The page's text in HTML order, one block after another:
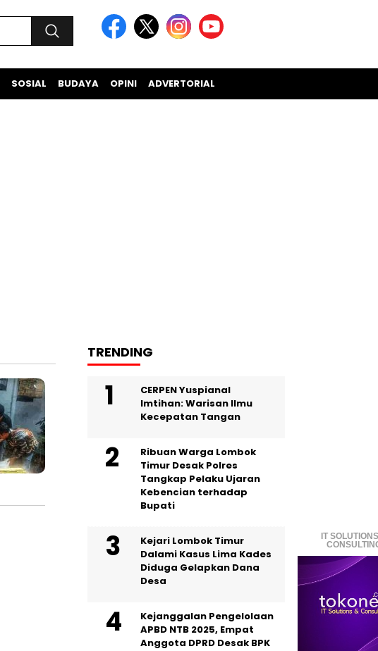
SOSIAL BUDAYA OPINI ADVERTORIAL
IT
TRENDING
CERPEN Yuspianal
Imtihan: Warisan Ilmu
Kecepatan Tangan
Ribuan Warga Lombok
Timur Desak Polres
Tangkap Pelaku Ujaran
Kebencian terhadap
Bupati
Kejari Lombok Timur
Dalami Kasus Lima Kades
Diduga Gelapkan Dana
Desa
Kejanggalan Pengelolaan
APBD NTB 2025, Empat
Anggota DPRD Desak BPK